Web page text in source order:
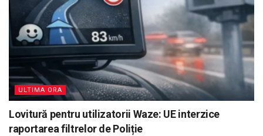
ULTIMA ORA
Lovitură pentru utilizatorii Waze: UE interzice
raportarea filtrelor de Poliție